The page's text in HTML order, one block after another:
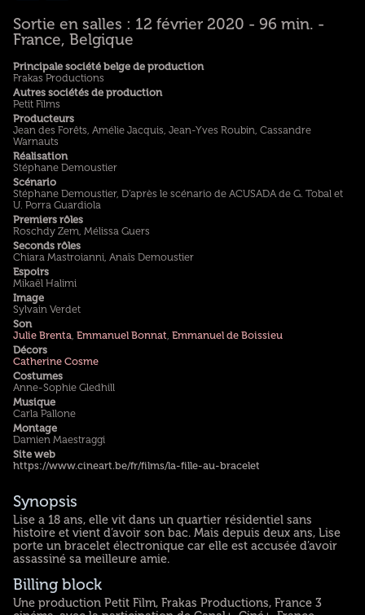
Sortie en salles : 12 février 2020 - 96 min. -
France, Belgique
Principale société belge de production
Frakas Productions
Autres sociétés de production
Petit Films
Producteurs
Jean des Forêts, Amélie Jacquis, Jean-Yves Roubin, Cassandre
Warnauts
Réalisation
Stéphane Demoustier
Scénario
Stéphane Demoustier, D’après le scénario de ACUSADA de G. Tobal et
U. Porra Guardiola
Premiers rôles
Roschdy Zem, Mélissa Guers
Seconds rôles
Chiara Mastroianni, Anaïs Demoustier
Espoirs
Mikaël Halimi
Image
Sylvain Verdet
Son
Julie Brenta, Emmanuel Bonnat, Emmanuel de Boissieu
Décors
Catherine Cosme
Costumes
Anne-Sophie Gledhill
Musique
Carla Pallone
Montage
Damien Maestraggi
Site web
https://www.cineart.be/fr/films/la-fille-au-bracelet
Synopsis
Lise a 18 ans, elle vit dans un quartier résidentiel sans
histoire et vient d’avoir son bac. Mais depuis deux ans, Lise
porte un bracelet électronique car elle est accusée d’avoir
assassiné sa meilleure amie.
Billing block
Une production Petit Film, Frakas Productions, France 3